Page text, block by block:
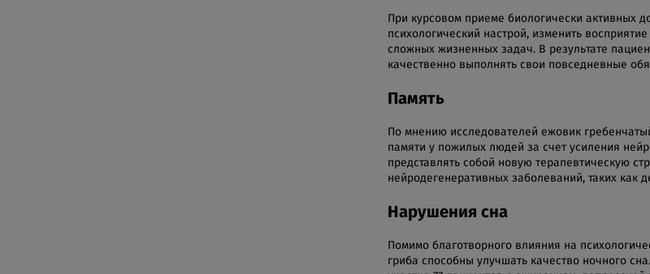
При курсовом приеме биологически активных
психологический настрой, изменить
сложных жизненных задач. В результате
качественно выполнять свои повседневные
Память
По мнению исследователей ежовик
памяти у пожилых людей за счет усиления
представлять собой новую терапевтическую
нейродегенеративных заболеваний, таких как
Нарушения сна
Помимо благотворного влияния на
гриба способны улучшать качество ночного